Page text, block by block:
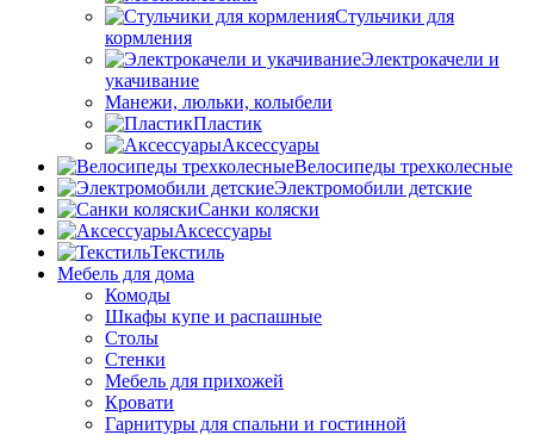
Стульчики для
кормления
Электрокачели и
укачивание
Манежи, люльки, колыбели
Пластик
Аксессуары
Велосипеды трехколесные
Электромобили детские
Санки коляски
Аксессуары
Текстиль
Мебель для дома
Комоды
Шкафы купе и распашные
Столы
Стенки
Мебель для прихожей
Кровати
Гарнитуры для спальни и гостинной